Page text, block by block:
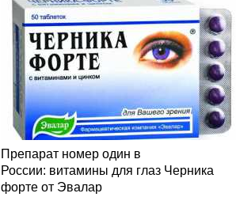
Препарат номер один в
России: витамины для глаз Черника
форте от Эвалар